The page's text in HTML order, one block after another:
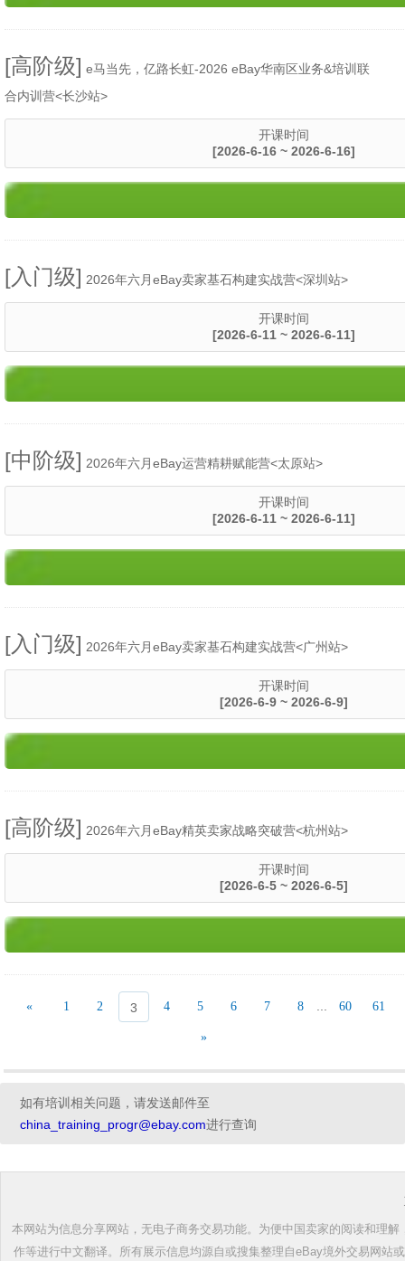
[高阶级] ​e马当先，亿路长虹-2026 eBay华南区业务&培训联
合内训营<长沙站>
开课时间
[2026-6-16 ~ 2026-6-16]
[入门级] 2026年六月eBay卖家基石构建实战营<深圳站>
开课时间
[2026-6-11 ~ 2026-6-11]
[中阶级] 2026年六月eBay运营精耕赋能营<太原站>
开课时间
[2026-6-11 ~ 2026-6-11]
[入门级] 2026年六月eBay卖家基石构建实战营<广州站>
开课时间
[2026-6-9 ~ 2026-6-9]
[高阶级] 2026年六月eBay精英卖家战略突破营<杭州站>
开课时间
[2026-6-5 ~ 2026-6-5]
« 1 2 3 4 5 6 7 8 60 61
»
如有培训相关问题，请发送邮件至
china_training_progr@ebay.com进行查询
本网站为信息分享网站，无电子商务交易功能。为便中国卖家的阅读和理
作等进行中文翻译。所有展示信息均源自或搜集整理自eBay境外交易网站